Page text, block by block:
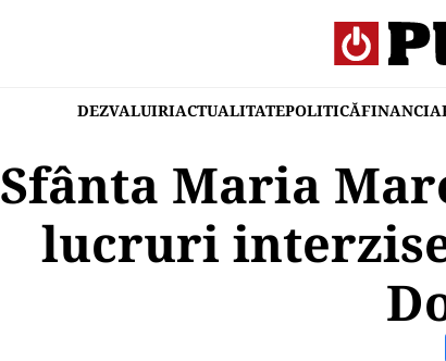
DEZVALUIRIACTUALITATEPOLITICĂ
Sfânta Maria
lucruri